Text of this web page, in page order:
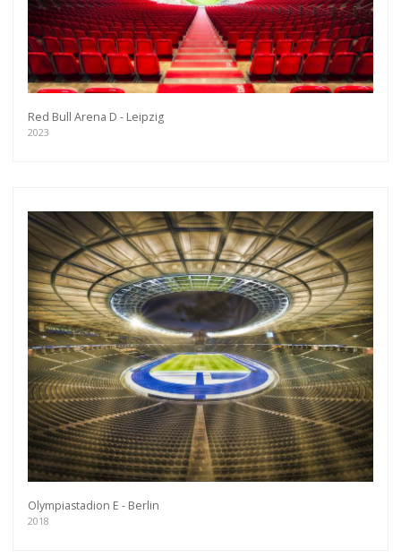
Red Bull Arena D - Leipzig
2023
Olympiastadion E - Berlin
2018